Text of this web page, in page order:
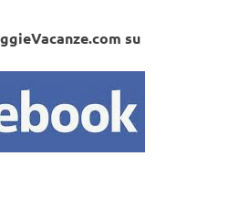
su